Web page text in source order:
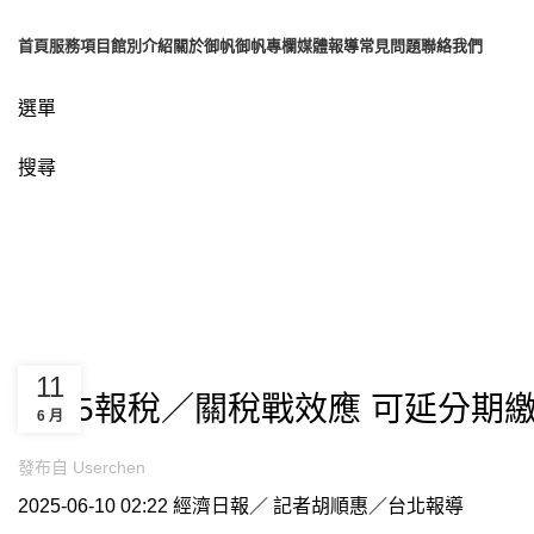
首頁服務項目 館別介紹關於御帆御帆專欄媒體報導常見問題聯絡我們
選單
搜尋
2025報稅／關稅戰效應 可延分期
發布自 Userchen
11
6 月
2025-06-10 02:22 經濟日報／ 記者胡順惠 ／台北報導